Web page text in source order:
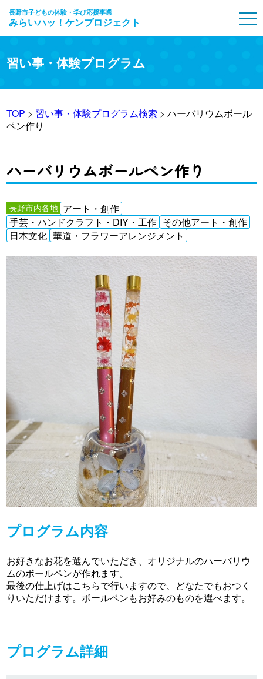
長野市子どもの体験・学び応援事業
みらいハッ！ケンプロジェクト
習い事・体験プログラム
TOP > 習い事・体験プログラム検索 > ハーバリウムボール
ペン作り
ハーバリウムボールペン作り
長野市内各地 アート・創作
手芸・ハンドクラフト・DIY・工作 その他アート・創作
日本文化 華道・フラワーアレンジメント
プログラム内容
お好きなお花を選んでいただき、オリジナルのハーバリウ
ムのボールペンが作れます。
最後の仕上げはこちらで行いますので、どなたでもおつく
りいただけます。ボールペンもお好みのものを選べます。
プログラム詳細